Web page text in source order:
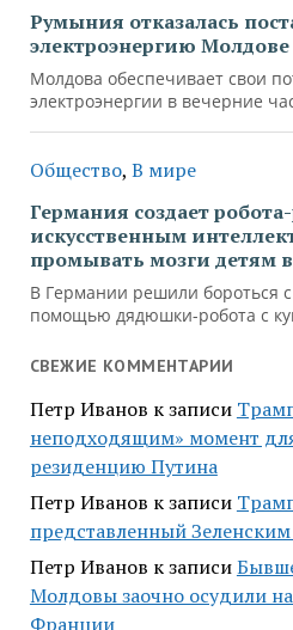
Румыния отказалась
электроэнергию
Молдова обеспечивает свои
электроэнергии в вечерние
Общество, В мире
Германия создает
искусственным
промывать мозги детям
В Германии решили бороться
помощью дядюшки-робота с
СВЕЖИЕ КОММЕНТАРИИ
Петр Иванов к записи
неподходящим» момент
резиденцию Путина
Петр Иванов к записи
представленный
Петр Иванов к записи
Молдовы заочно осудили
Франции